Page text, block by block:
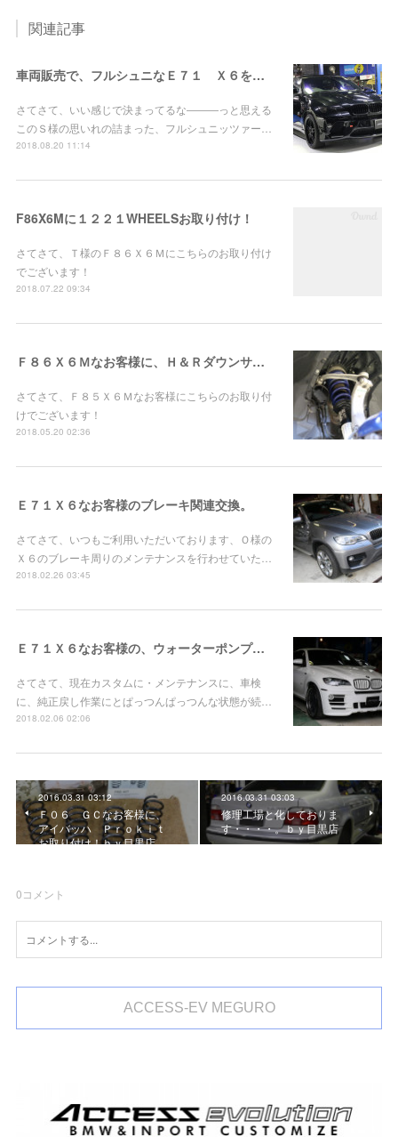
関連記事
車両販売で、フルシュニなＥ７１ Ｘ６を販売させていただきました。
さてさて、いい感じで決まってるな―――っと思える
このＳ様の思いれの詰まった、フルシュニッツァー…
2018.08.20 11:14
F86X6Mに１２２１WHEELSお取り付け！
さてさて、Ｔ様のＦ８６Ｘ６Ｍにこちらのお取り付け
でございます！
2018.07.22 09:34
Ｆ８６Ｘ６Ｍなお客様に、Ｈ＆Ｒダウンサスなど！
さてさて、Ｆ８５Ｘ６Ｍなお客様にこちらのお取り付
けでございます！
2018.05.20 02:36
Ｅ７１Ｘ６なお客様のブレーキ関連交換。
さてさて、いつもご利用いただいております、Ｏ様の
Ｘ６のブレーキ周りのメンテナンスを行わせていた…
2018.02.26 03:45
Ｅ７１Ｘ６なお客様の、ウォーターポンプ・サーモスタッド交換！
さてさて、現在カスタムに・メンテナンスに、車検
に、純正戻し作業にとぱっつんぱっつんな状態が続…
2018.02.06 02:06
2016.03.31 03:12
Ｆ０６ ＧＣなお客様に、
アイバッハ Ｐｒｏｋｉｔ
お取り付け！ｂｙ目黒店
2016.03.31 03:03
修理工場と化しておりま
す・・・・。ｂｙ目黒店
0コメント
ACCESS-EV MEGURO